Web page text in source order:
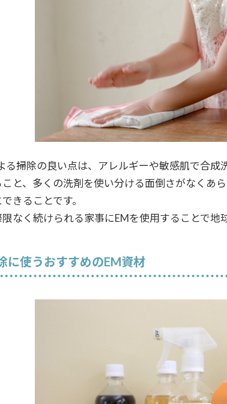
る掃除の良い点は、アレルギーや敏感肌で合
こと、多くの洗剤を使い分ける面倒さがなくあ
きることです。
限なく続けられる家事にEMを使用することで地
に使うおすすめのEM資材